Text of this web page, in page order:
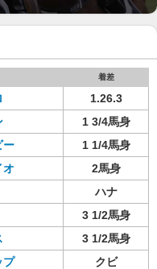
着差
1.26.3
1 3/4馬身
ー
1 1/4馬身
オ
2馬身
ハナ
3 1/2馬身
3 1/2馬身
プ
クビ